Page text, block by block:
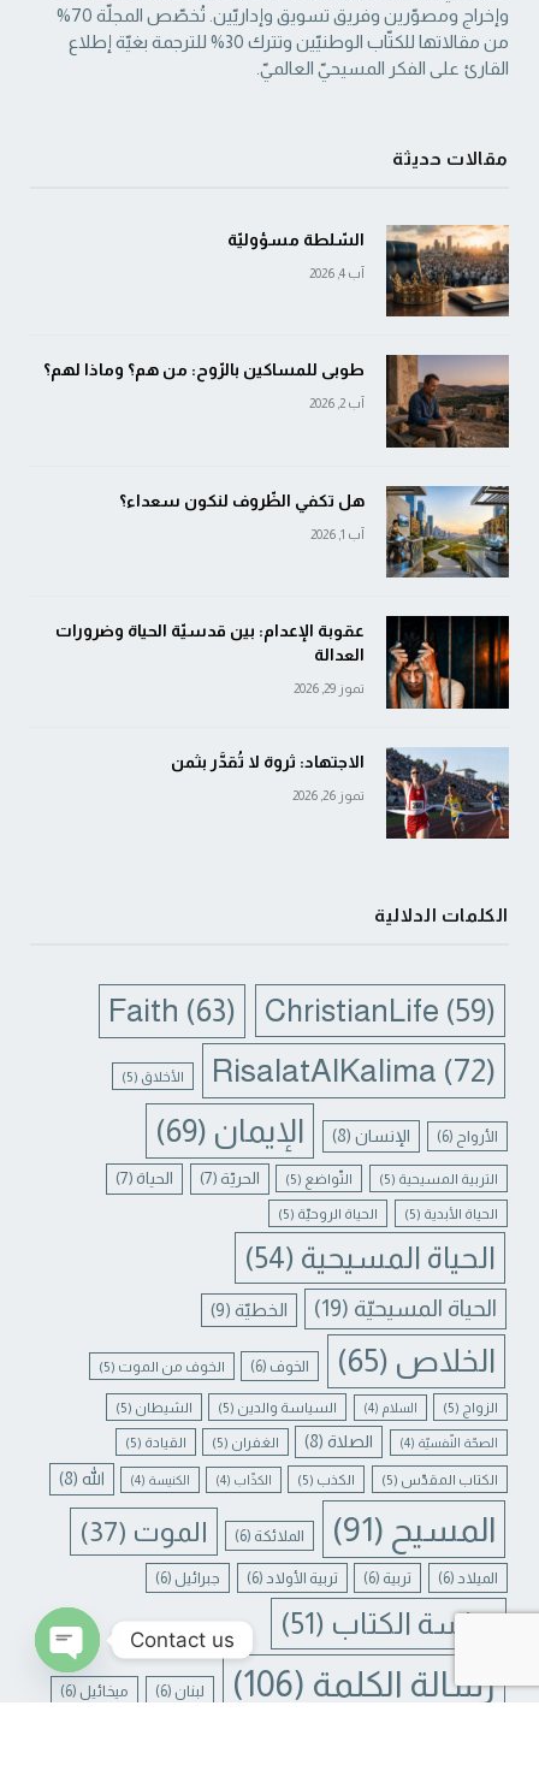
‏وإخراج ومصوّرين وفريق تسويق وإداريّين. تُخصّص المجلّة 70%
من مقالاتها للكتّاب الوطنيّين ‏وتترك 30% للترجمة بغيّة إطلاع
القارئ على الفكر المسيحيّ العالميّ.‏
مقالات حديثة
السّلطة مسؤوليّة
آب 4, 2026
طوبى للمساكين بالرّوح: من هم؟ وماذا لهم؟
آب 2, 2026
هل تكفي الظّروف لنكون سعداء؟
آب 1, 2026
عقوبة الإعدام: بين قدسيّة الحياة وضرورات
العدالة
تموز 29, 2026
الاجتهاد: ثروة لا تُقدَّر بثمن
تموز 26, 2026
الكلمات الدلالية
ChristianLife (59)
Faith (63)
RisalatAlKalima (72) الأخلاق (5)
الأرواح (6) الإنسان(8) الإيمان (69)
التربية المسيحية (5) التّواضع (5) الحريّة (7) الحياة (7)
الحياة الأبدية (5) الحياة الروحيّة (5)
الحياة المسيحية (54)
الحياة المسيحيّة (19) الخطيّة (9)
الخلاص (65) الخوف (6) الخوف من الموت (5)
الزواج (5) السلام (4) السياسة والدين (5) الشيطان (5)
الصحّة النّفسيّة (4) الصلاة(8) الغفران (5) القيادة (5)
الكتاب المقدّس (5) الكذب (5) الكذّاب (4) الكنيسة (4) الله (8)
المسيح (91) الملائكة (6) الموت (37)
الميلاد (6) تربية (6) تربية الأولاد (6) جبرائيل (6)
دراسة الكتاب (51)
رسالة الكلمة (106) لبنان (6) ميخائيل (6)
Contact us
CHATY